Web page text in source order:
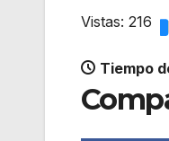
Vistas: 216
Tiempo